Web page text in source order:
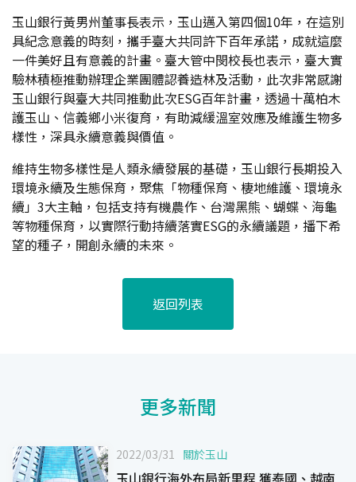
玉山銀行黃男州董事長表示，玉山邁入第四個10年，在這別
具紀念意義的時刻，攜手臺大共同許下百年承諾，成就這麼
一件美好且有意義的計畫。臺大管中閔校長也表示，臺大實
驗林積極推動辦理企業團體認養造林及活動，此次非常感謝
玉山銀行與臺大共同推動此次ESG百年計畫，透過十萬柏木
護玉山、信義鄉小米復育，有助減緩溫室效應及維護生物多
樣性，深具永續意義與價值。
維持生物多樣性是人類永續發展的基礎，玉山銀行長期投入
環境永續及生態保育，聚焦「物種保育、棲地維護、環境永
續」3大主軸，包括支持有機農作、台灣黑熊、蝴蝶、海龜
等物種保育，以實際行動持續落實ESG的永續議題，播下希
望的種子，開創永續的未來。
返回列表
更多新聞
2022/03/31 關於玉山
玉山銀行海外布局新里程 獲泰國、越南